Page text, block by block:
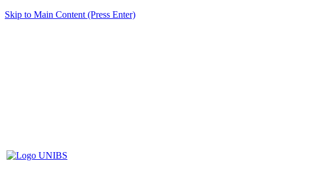
Skip to Main Content (Press Enter)